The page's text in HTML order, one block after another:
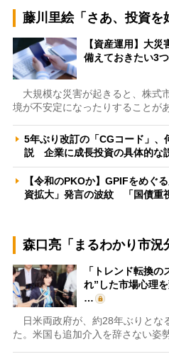
藤川里絵「さあ、投資を
【資産運用】大
備えておきたい3
大規模な災害が起きると、株式
境が不安定になったりすることが
5年ぶり改訂の「CGコード」、
説 企業に成長投資の具体的な
【令和のPKOか】GPIFをめぐ
資拡大」発言の波紋 「国債重
森口亮「まるわかり市況
「トレンド転換
れ”した市場心理
…
日米両政府が、約28年ぶりとな
た。米国も追加介入を辞さない姿